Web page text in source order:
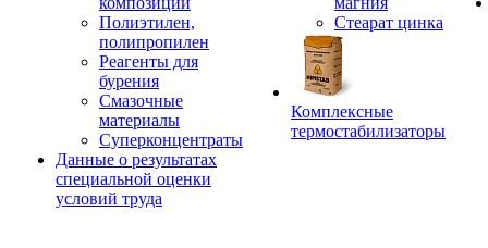
Полиэтилен,
полипропилен
Реагенты для
бурения
Смазочные
материалы
Суперконцентраты
Данные о результатах
специальной оценки
условий труда
Стеарат цинка
Комплексные
термостабилизаторы